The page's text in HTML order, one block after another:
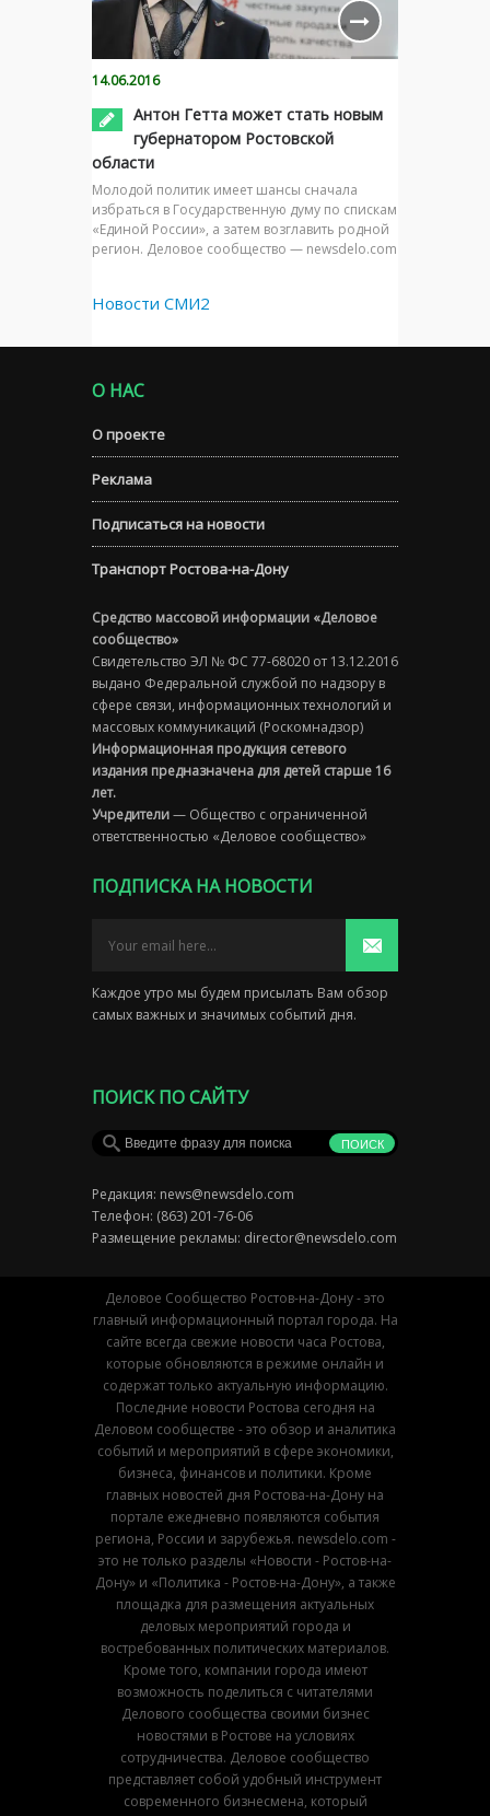
14.06.2016
Антон Гетта может стать новым
губернатором Ростовской
области
Молодой политик имеет шансы сначала
избраться в Государственную думу по спискам
«Единой России», а затем возглавить родной
регион. Деловое сообщество — newsdelo.com
Новости СМИ2
О НАС
О проекте
Реклама
Подписаться на новости
Транспорт Ростова-на-Дону
Средство массовой информации «Деловое
сообщество»
Свидетельство ЭЛ № ФС 77-68020 от 13.12.2016
выдано Федеральной службой по надзору в
сфере связи, информационных технологий и
массовых коммуникаций (Роскомнадзор)
Информационная продукция сетевого
издания предназначена для детей старше 16
лет.
Учредители— Общество с ограниченной
ответственностью «Деловое сообщество»
ПОДПИСКА НА НОВОСТИ
Каждое утро мы будем присылать Вам обзор
самых важных и значимых событий дня.
ПОИСК ПО САЙТУ
Редакция: news@newsdelo.com
Телефон: (863) 201-76-06
Размещение рекламы: director@newsdelo.com
Деловое Сообщество Ростов-на-Дону - это
главный информационный портал города. На
сайте всегда свежие новости часа Ростова,
которые обновляются в режиме онлайн и
содержат только актуальную информацию.
Последние новости Ростова сегодня на
Деловом сообществе - это обзор и аналитика
событий и мероприятий в сфере экономики,
бизнеса, финансов и политики. Кроме
главных новостей дня Ростова-на-Дону на
портале ежедневно появляются события
региона, России и зарубежья. newsdelo.com -
это не только разделы «Новости - Ростов-на-
Дону» и «Политика - Ростов-на-Дону», а также
площадка для размещения актуальных
деловых мероприятий города и
востребованных политических материалов.
Кроме того, компании города имеют
возможность поделиться с читателями
Делового сообщества своими бизнес
новостями в Ростове на условиях
сотрудничества. Деловое сообщество
представляет собой удобный инструмент
современного бизнесмена, который